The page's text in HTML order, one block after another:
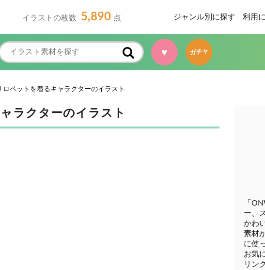
イラストの枚数 5,890 点 ジャンル別に探す 利用
♥ ガチャ
ロペットを着るキャラクターのイラスト
ラクターのイラスト
「
ー、
かわ
素材
に使
お気
リン